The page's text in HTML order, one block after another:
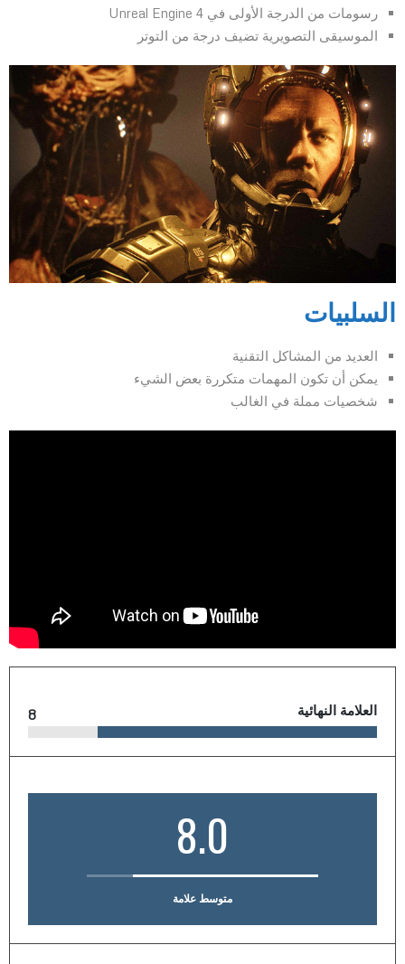
رسومات من الدرجة الأولى في Unreal Engine 4
الموسيقى التصويرية تضيف درجة من التوتر
السلبيات
العديد من المشاكل التقنية
يمكن أن تكون المهمات متكررة بعض الشيء
شخصيات مملة في الغالب
العلامة النهائية 8
8.0
متوسط علامة